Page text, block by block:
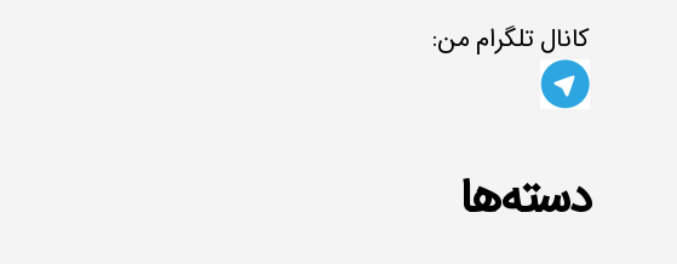
کانال تلگرام من:
دسته‌ها